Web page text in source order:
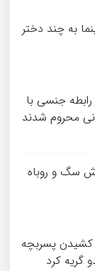
به چند دختر
رابطه جنسی با
محروم شدند
سگ و روباه
پسربچه
گریه کرد